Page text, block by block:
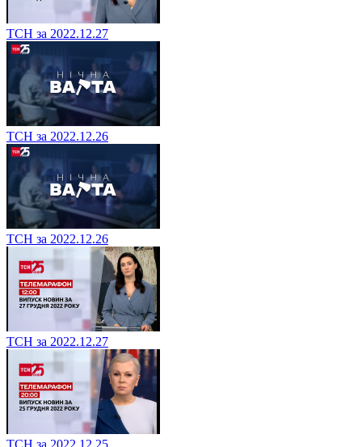
ТСН за 2022.12.27
ТСН за 2022.12.26
ТСН за 2022.12.26
ТСН за 2022.12.27
ТСН за 2022.12.25